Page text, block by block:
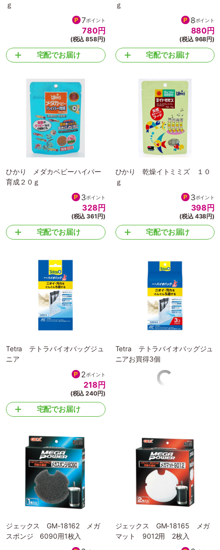
ｇ
7ポイント
780円
(税込 858円)
宅配でお届け
ｇ
8ポイント
880円
(税込 968円)
宅配でお届け
ひかり メダカベビーハイパー
育成２０ｇ
3ポイント
328 円
(税込 361円)
宅配でお届け
ひかり 乾燥イトミミズ １０
ｇ
3ポイント
398 円
(税込 438円)
宅配でお届け
Tetra テトラバイオバッグジュ
ニア
2ポイント
218 円
(税込 240円)
宅配でお届け
Tetra テトラバイオバッグジュ
ニアお買得3個
ジェックス GM-18162 メガ
スポンジ 6090用1枚入
ジェックス GM-18165 メガ
マット 9012用 2枚入